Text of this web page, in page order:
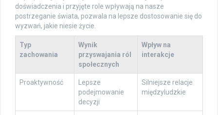
doświadczenia i przyjęte role wpływają na nasze
postrzeganie świata, pozwala na lepsze dostosowanie się do
wyzwań, jakie niesie życie.
Typ
zachowania
Wynik
przyswajania ról
społecznych
Wpływ na
interakcje
Proaktywność
Lepsze
podejmowanie
decyzji
Silniejsze relacje
międzyludzkie